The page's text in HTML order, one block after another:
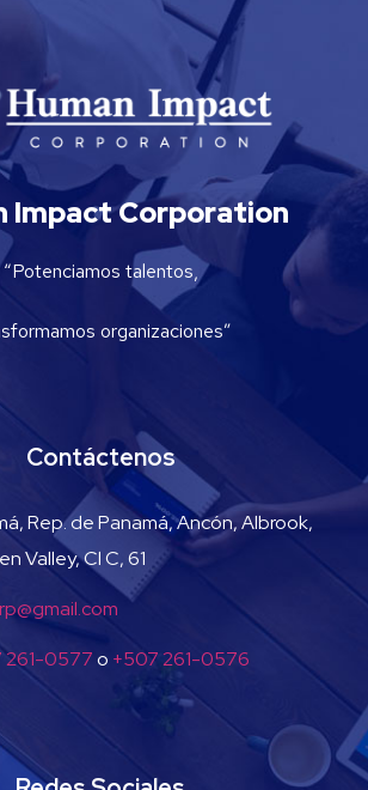
Impact Corporation
“Potenciamos talentos,
organizaciones”
Contáctenos
Rep. de Panamá, Ancón, Albrook,
Valley, Cl C, 61
261-0577o +507 261-0576